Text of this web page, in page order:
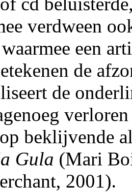
verdween
een
de
de
beklijvende
Gula (Mari
2001).